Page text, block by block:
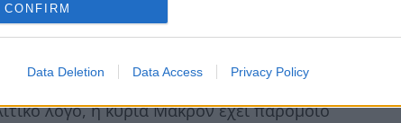
CONFIRM
Data Deletion Data Access Privacy Policy
οι σύζυγοι των πολιτικών αρχηγών,
ρόλο, να κάνουν πολιτικές
τελικά και η ίδια πολιτικές
λόγο, η κυρία Μακρόν έχει παρόμοιο